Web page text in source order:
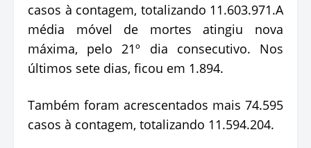
casos à contagem, totalizando 11.603.971.A
média móvel de mortes atingiu nova
máxima, pelo 21º dia consecutivo. Nos
últimos sete dias, ficou em 1.894.
Também foram acrescentados mais 74.595
casos à contagem, totalizando 11.594.204.